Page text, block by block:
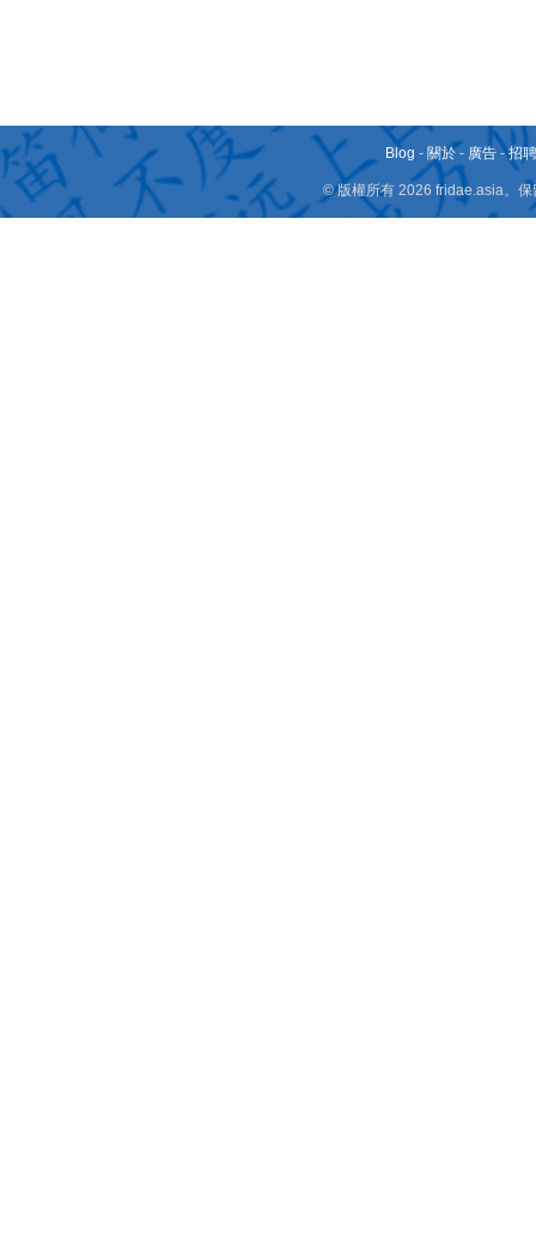
Blog - 關於 - 廣告 -招
© 版權所有 2026 fridae.asia。